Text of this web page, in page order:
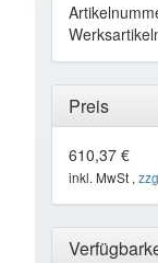
Preis
610,37 €
inkl. MwSt ,